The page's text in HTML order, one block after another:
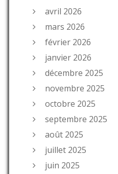
avril 2026
mars 2026
février 2026
janvier 2026
décembre 2025
novembre 2025
octobre 2025
septembre 2025
août 2025
juillet 2025
juin 2025